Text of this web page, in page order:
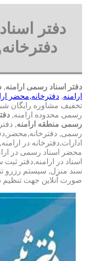
دفتر
دفتر اسناد رسمی ارامنه,
ارامنه, دفترخانه,محضر
تخفیف مشاوره رايگان
رسمی محدوده ارامنه,
رسمی منطقه ارامنه,
رسمی,
ادارات,دفترخانه در
محضر اسناد رسمی در
اسناد در ارامنه,دفتر
سند منزل, سیستم رزرو
صورت آنلاین جهت تنظیم